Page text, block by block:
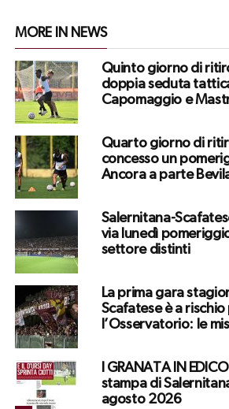
MORE IN NEWS
Quinto giorno di
doppia seduta
Capomaggio e
Quarto giorno di
concesso un
Ancora a parte
Salernitana-
via lunedì
settore distinti
La prima gara
Scafatese è a rischio
l’Osservatorio: le
I GRANATA IN
stampa di
agosto 2026